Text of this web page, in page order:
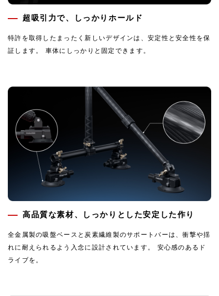
超吸引力で、しっかりホールド
特許を取得したまったく新しいデザインは、安定性と安全性を保
証します。 車体にしっかりと固定できます。
高品質な素材、しっかりとした安定した作り
全金属製の吸盤ベースと炭素繊維製のサポートバーは、衝撃や揺
れに耐えられるよう入念に設計されています。 安心感のあるド
ライブを。